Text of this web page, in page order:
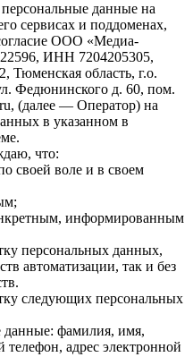
данные на
сервисах и поддоменах,
ООО «Медиа-
ИНН 7204205305,
Тюменская область, г.о.
Федюнинского д. 60, пом.
(далее — Оператор) на
в указанном в
что:
своей воле и в своем
информированным
персональных данных,
автоматизации, так и без
следующих персональных
данные: фамилия, имя,
телефон, адрес электронной